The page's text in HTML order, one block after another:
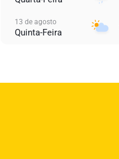
13 de agosto
Quinta-Feira